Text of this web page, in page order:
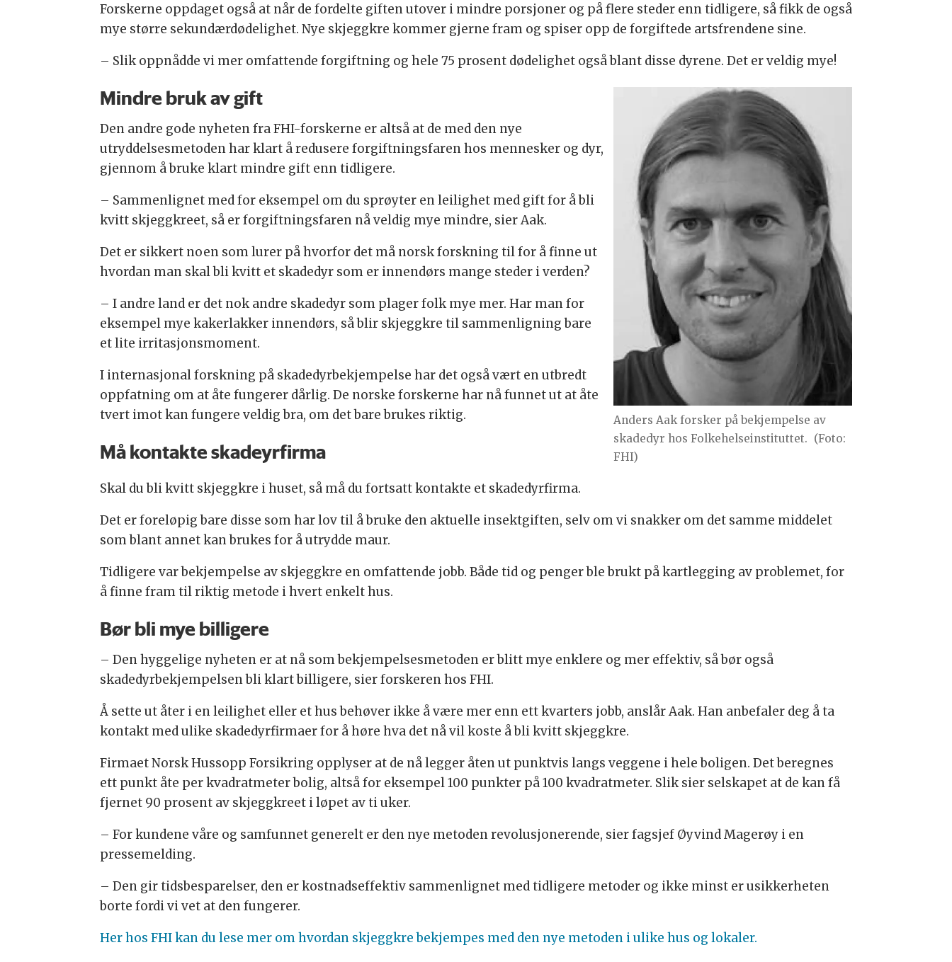
Forskerne oppdaget også at når de fordelte giften utover i mindre porsjoner og på flere steder enn tidligere, så fikk de også
mye større sekundærdødelighet. Nye skjeggkre kommer gjerne fram og spiser opp de forgiftede artsfrendene sine.
– Slik oppnådde vi mer omfattende forgiftning og hele 75 prosent dødelighet også blant disse dyrene. Det er veldig mye!
Anders Aak forsker på bekjempelse av
skadedyr hos Folkehelseinstituttet. (Foto:
FHI)
Mindre bruk av gift
Den andre gode nyheten fra FHI-forskerne er altså at de med den nye
utryddelsesmetoden har klart å redusere forgiftningsfaren hos mennesker og dyr,
gjennom å bruke klart mindre gift enn tidligere.
– Sammenlignet med for eksempel om du sprøyter en leilighet med gift for å bli
kvitt skjeggkreet, så er forgiftningsfaren nå veldig mye mindre, sier Aak.
Det er sikkert noen som lurer på hvorfor det må norsk forskning til for å finne ut
hvordan man skal bli kvitt et skadedyr som er innendørs mange steder i verden?
– I andre land er det nok andre skadedyr som plager folk mye mer. Har man for
eksempel mye kakerlakker innendørs, så blir skjeggkre til sammenligning bare
et lite irritasjonsmoment.
I internasjonal forskning på skadedyrbekjempelse har det også vært en utbredt
oppfatning om at åte fungerer dårlig. De norske forskerne har nå funnet ut at åte
tvert imot kan fungere veldig bra, om det bare brukes riktig.
Må kontakte skadeyrfirma
Skal du bli kvitt skjeggkre i huset, så må du fortsatt kontakte et skadedyrfirma.
Det er foreløpig bare disse som har lov til å bruke den aktuelle insektgiften, selv om vi snakker om det samme middelet
som blant annet kan brukes for å utrydde maur.
Tidligere var bekjempelse av skjeggkre en omfattende jobb. Både tid og penger ble brukt på kartlegging av problemet, for
å finne fram til riktig metode i hvert enkelt hus.
Bør bli mye billigere
– Den hyggelige nyheten er at nå som bekjempelsesmetoden er blitt mye enklere og mer effektiv, så bør også
skadedyrbekjempelsen bli klart billigere, sier forskeren hos FHI.
Å sette ut åter i en leilighet eller et hus behøver ikke å være mer enn ett kvarters jobb, anslår Aak. Han anbefaler deg å ta
kontakt med ulike skadedyrfirmaer for å høre hva det nå vil koste å bli kvitt skjeggkre.
Firmaet Norsk Hussopp Forsikring opplyser at de nå legger åten ut punktvis langs veggene i hele boligen. Det beregnes
ett punkt åte per kvadratmeter bolig, altså for eksempel 100 punkter på 100 kvadratmeter. Slik sier selskapet at de kan få
fjernet 90 prosent av skjeggkreet i løpet av ti uker.
– For kundene våre og samfunnet generelt er den nye metoden revolusjonerende, sier fagsjef Øyvind Magerøy i en
pressemelding.
– Den gir tidsbesparelser, den er kostnadseffektiv sammenlignet med tidligere metoder og ikke minst er usikkerheten
borte fordi vi vet at den fungerer.
Her hos FHI kan du lese mer om hvordan skjeggkre bekjempes med den nye metoden i ulike hus og lokaler.